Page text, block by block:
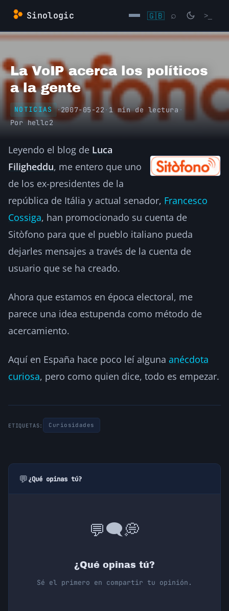
Saltar
contenido
Sinologic 🇬🇧 ⌕ >_
La VoIP acerca los políticos
a la gente
NOTICIAS ·2007-05-22 · 1 min de lectura ·
Porhellc2
Leyendo el blog de Luca
Filigheddu, me entero que uno
de los ex-presidentes de la
república de Itália y actual senador, Francesco
Cossiga, han promocionado su cuenta de
Sitòfono para que el pueblo italiano pueda
dejarles mensajes a través de la cuenta de
usuario que se ha creado.
Ahora que estamos en época electoral, me
parece una idea estupenda como método de
acercamiento.
Aquí en España hace poco leí alguna anécdota
curiosa, pero como quien dice, todo es empezar.
ETIQUETAS: Curiosidades
💬¿Qué opinas tú?
💬🗨️💭
¿Qué opinas tú?
Sé el primero en compartir tu opinión.